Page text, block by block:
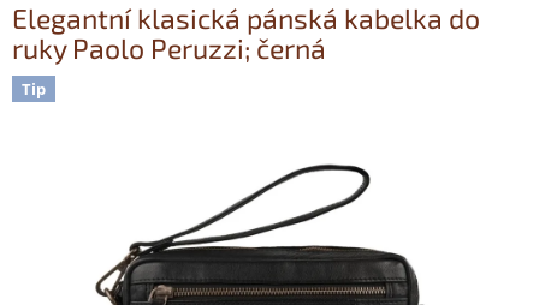
Elegantní klasická pánská kabelka do
ruky Paolo Peruzzi; černá
Tip